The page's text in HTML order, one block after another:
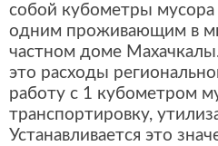
собой кубометры мусора
одним проживающим в
частном доме
это расходы
работу с 1 кубометром
транспортировку,
Устанавливается это